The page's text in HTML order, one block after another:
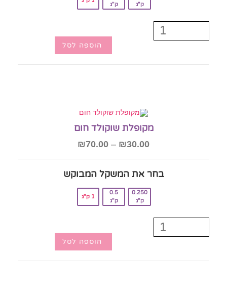
הוספה לסל
מקופלת שוקולד חום
₪30.00
–
₪70.00
בחר את המשקל המבוקש‎
0.250
הוספה לסל